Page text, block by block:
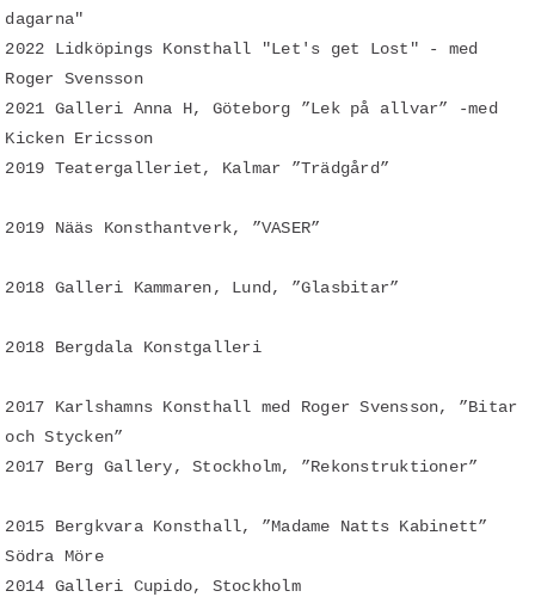
dagarna"
2022 Lidköpings Konsthall "Let's get Lost" - med
Roger Svensson
2021 Galleri Anna H, Göteborg ”Lek på allvar” -med
Kicken Ericsson
2019 Teatergalleriet, Kalmar ”Trädgård”
2019 Nääs Konsthantverk, ”VASER”
2018 Galleri Kammaren, Lund, ”Glasbitar”
2018 Bergdala Konstgalleri
2017 Karlshamns Konsthall med Roger Svensson, ”Bitar
och Stycken”
2017 Berg Gallery, Stockholm, ”Rekonstruktioner”
2015 Bergkvara Konsthall, ”Madame Natts Kabinett”
Södra Möre
2014 Galleri Cupido, Stockholm